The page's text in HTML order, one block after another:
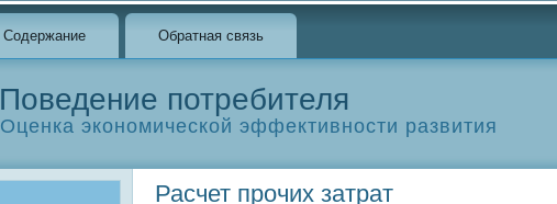
Содержание Обратная связь
Поведение потребителя
Оценка экономической эффективности развития
Расчет прочих затрат